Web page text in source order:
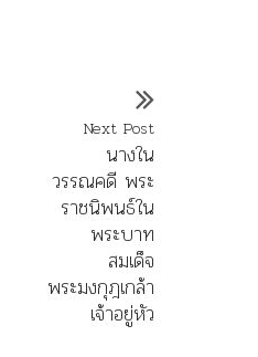
Next Post
นางใน
วรรณคดี พระ
ราชนิพนธ์ใน
พระบาท
สมเด็จ
พระมงกุฎเกล้า
เจ้าอยู่หัว